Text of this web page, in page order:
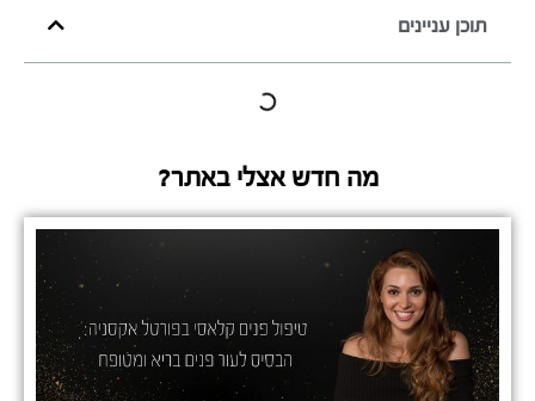
תוכן עניינים
מה חדש אצלי באתר?